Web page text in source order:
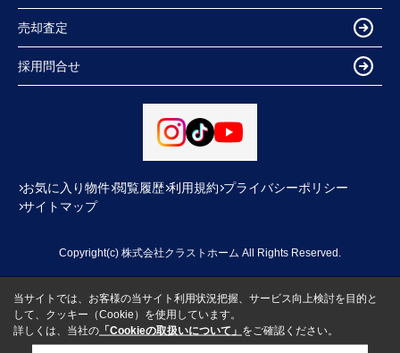
売却査定
採用問合せ
お気に入り物件 閲覧履歴 利用規約 プライバシーポリシー
サイトマップ
Copyright(c) 株式会社クラストホーム All Rights Reserved.
当サイトでは、お客様の当サイト利用状況把握、サービス向上検討を目的と
して、クッキー（Cookie）を使用しています。
詳しくは、当社の 「Cookieの取扱いについて」 をご確認ください。